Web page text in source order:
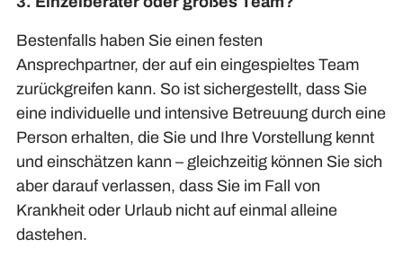
Bestenfalls haben Sie einen festen
Ansprechpartner, der auf ein eingespieltes Team
zurückgreifen kann. So ist sichergestellt, dass Sie
eine individuelle und intensive Betreuung durch eine
Person erhalten, die Sie und Ihre Vorstellung kennt
und einschätzen kann – gleichzeitig können Sie sich
aber darauf verlassen, dass Sie im Fall von
Krankheit oder Urlaub nicht auf einmal alleine
dastehen.